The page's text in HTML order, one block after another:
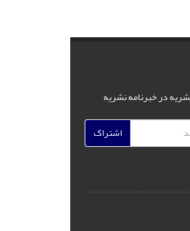
در خبرنامه نشریه
اشتراک